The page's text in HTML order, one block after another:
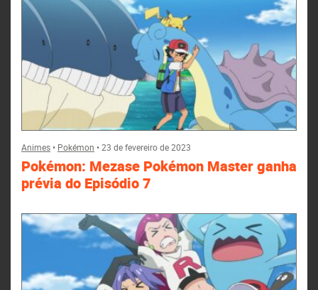
Animes• Pokémon •23 de fevereiro de 2023
Pokémon: Mezase Pokémon Master ganha
prévia do Episódio 7